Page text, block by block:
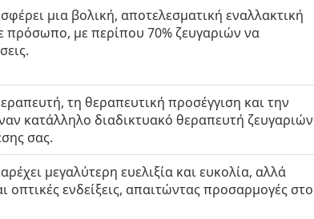
μια βολική, αποτελεσματική εναλλακτική
με περίπου 70% ζευγαριών να
τη θεραπευτική προσέγγιση και την
κατάλληλο διαδικτυακό θεραπευτή ζευγαριών
σας.
μεγαλύτερη ευελιξία και ευκολία, αλλά
οπτικές ενδείξεις, απαιτώντας προσαρμογές στο